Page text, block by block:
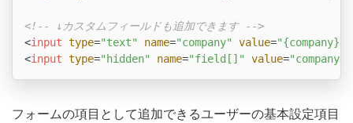
<!-- ↓カスタムフィールドも追加できます -->
<input type="text" name="company" value="{company}"
<input type="hidden" name="field[]" value="company"
フォームの項目として追加できるユーザーの基本設定項目